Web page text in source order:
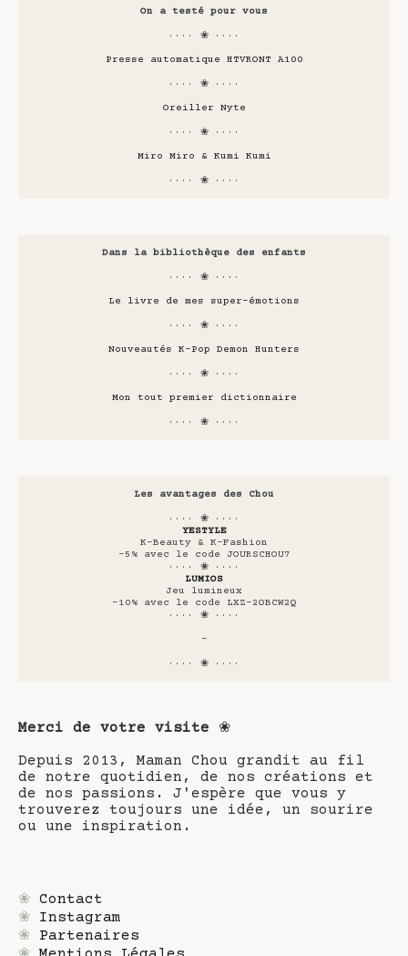
On a testé pour vous
···· ❀ ····
Presse automatique HTVRONT A100
···· ❀ ····
Oreiller Nyte
···· ❀ ····
Miro Miro & Kumi Kumi
···· ❀ ····
Dans la bibliothèque des enfants
···· ❀ ····
Le livre de mes super-émotions
···· ❀ ····
Nouveautés K-Pop Demon Hunters
···· ❀ ····
Mon tout premier dictionnaire
···· ❀ ····
Les avantages des Chou
···· ❀ ····
YESTYLE
K-Beauty & K-Fashion
-5% avec le code JOURSCHOU7
···· ❀ ····
LUMIOS
Jeu lumineux
-10% avec le code LXZ-2OBCW2Q
···· ❀ ····
-
···· ❀ ····
Merci de votre visite ❀
Depuis 2013, Maman Chou grandit au fil
de notre quotidien, de nos créations et
de nos passions. J'espère que vous y
trouverez toujours une idée, un sourire
ou une inspiration.
❀ Contact
❀ Instagram
❀ Partenaires